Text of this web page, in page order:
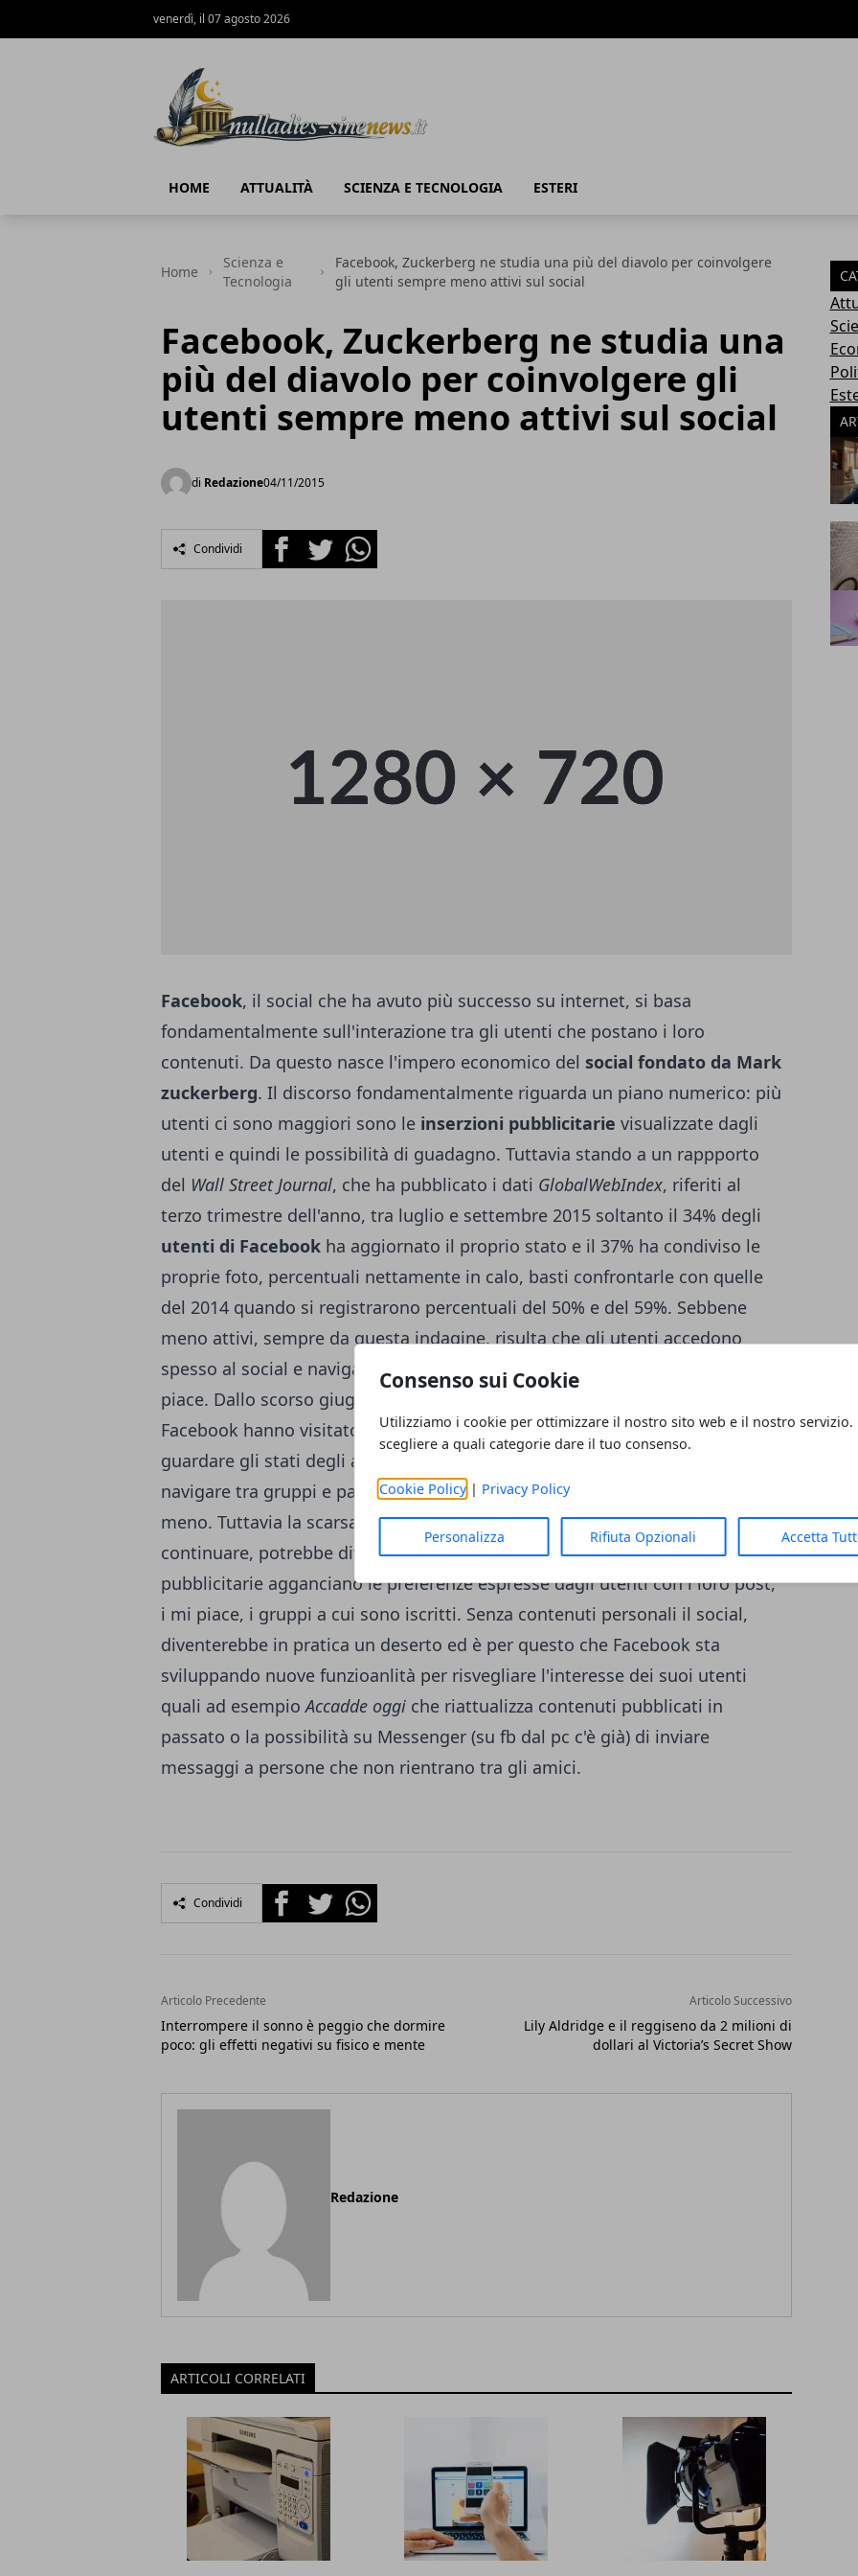
Consenso sui Cookie
Utilizziamo i cookie per ottimizzare il nostro sito web e il nostro servizio.
scegliere a quali categorie dare il tuo consenso.
Cookie Policy| Privacy Policy
Personalizza Rifiuta Opzionali Accetta
venerdì, il 07 agosto 2026
HOME ATTUALITÀ SCIENZA E TECNOLOGIA ESTERI
Home
Scienza e
Tecnologia
Facebook, Zuckerberg ne studia una più del diavolo per coinvolgere
gli utenti sempre meno attivi sul social
Facebook, Zuckerberg ne studia una
più del diavolo per coinvolgere gli
utenti sempre meno attivi sul social
di Redazione04/11/2015
Condividi FacebookTwitterWhatsapp
Facebook, il social che ha avuto più successo su internet, si basa
fondamentalmente sull'interazione tra gli utenti che postano i loro
contenuti. Da questo nasce l'impero economico del social fondato da Mark
zuckerberg. Il discorso fondamentalmente riguarda un piano numerico: più
utenti ci sono maggiori sono le inserzioni pubblicitarie visualizzate dagli
utenti e quindi le possibilità di guadagno. Tuttavia stando a un rappporto
del Wall Street Journal, che ha pubblicato i dati GlobalWebIndex, riferiti al
terzo trimestre dell'anno, tra luglio e settembre 2015 soltanto il 34% degli
utenti di Facebook ha aggiornato il proprio stato e il 37% ha condiviso le
proprie foto, percentuali nettamente in calo, basti confrontarle con quelle
del 2014 quando si registrarono percentuali del 50% e del 59%. Sebbene
meno attivi, sempre da questa indagine, risulta che gli utenti accedono
spesso al social e navigano tra i suoi contenuti mettendo ad esempio mi
piace. Dallo scorso giugno circa il 65% di 1,49 miliardi di utenti mensili di
Facebook hanno visitato il sito ogni giorno. Insomma gli utenti si limitano a
guardare gli stati degli altri, a leggere le notifiche che li riguardano, a
navigare tra gruppi e pagine a cui sono iscritti, ma interagiscono sempre di
meno. Tuttavia la scarsa partecipazione da parte degli utenti, se dovesse
continuare, potrebbe diventare un problema in quanto le inserzioni
pubblicitarie agganciano le preferenze espresse dagli utenti con i loro post,
i mi piace, i gruppi a cui sono iscritti. Senza contenuti personali il social,
diventerebbe in pratica un deserto ed è per questo che Facebook sta
sviluppando nuove funzioanlità per risvegliare l'interesse dei suoi utenti
quali ad esempioAccadde oggi che riattualizza contenuti pubblicati in
passato o la possibilità su Messenger (su fb dal pc c'è già) di inviare
messaggi a persone che non rientrano tra gli amici.
Condividi FacebookTwitterWhatsapp
Articolo Precedente
Interrompere il sonno è peggio che dormire
poco: gli effetti negativi su fisico e mente
Articolo Successivo
Lily Aldridge e il reggiseno da 2 milioni di
dollari al Victoria’s Secret Show
Redazione
ARTICOLI CORRELATI